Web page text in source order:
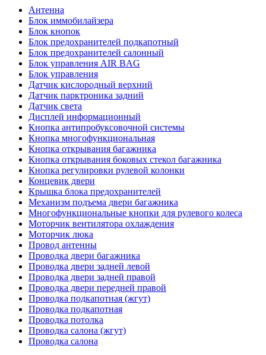
Антенна
Блок иммобилайзера
Блок кнопок
Блок предохранителей подкапотный
Блок предохранителей салонный
Блок управления AIR BAG
Блок управления
Датчик кислородный верхний
Датчик парктроника задний
Датчик света
Дисплей информационный
Кнопка антипробуксовочной системы
Кнопка многофункциональная
Кнопка открывания багажника
Кнопка открывания боковых стекол багажника
Кнопка регулировки рулевой колонки
Концевик двери
Крышка блока предохранителей
Механизм подъема двери багажника
Многофункциональные кнопки для рулевого колеса
Моторчик вентилятора охлаждения
Моторчик люка
Провод антенны
Проводка двери багажника
Проводка двери задней левой
Проводка двери задней правой
Проводка двери передней правой
Проводка подкапотная (жгут)
Проводка подкапотная
Проводка потолка
Проводка салона (жгут)
Проводка салона